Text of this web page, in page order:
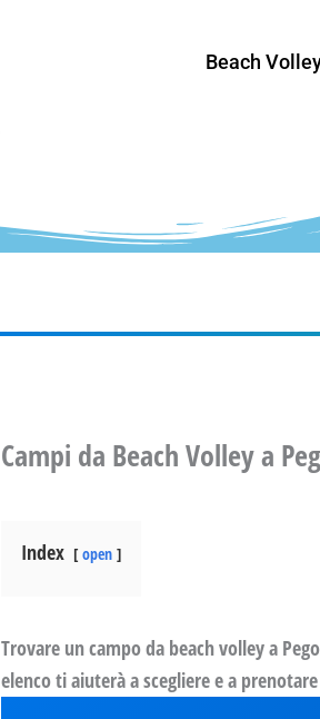
Beach
Campi da Beach Volley a
Index open
Trovare un campo da beach volley a
elenco ti aiuterà a scegliere e a